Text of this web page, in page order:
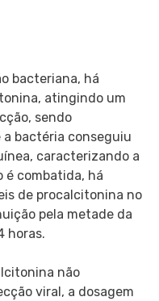
bacteriana, há
atingindo um
sendo
bactéria conseguiu
caracterizando a
é combatida, há
de procalcitonina no
pela metade da
horas.
não
viral, a dosagem